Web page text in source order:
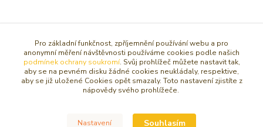
Původ zboží
Zboží zařazeno v kategoriích
FENG SHUI
SOŠKY, SOCHY, FIGURKY
Pro základní funkčnost, zpříjemnění používání webu a pro
anonymní měření návštěvnosti používáme cookies podle našich
podmínek ochrany soukromí. Svůj prohlížeč můžete nastavit tak,
aby se na pevném disku žádné cookies neukládaly, respektive,
aby se již uložené Cookies opět smazaly. Toto nastavení zjistíte z
nápovědy svého prohlížeče.
Nastavení Souhlasím